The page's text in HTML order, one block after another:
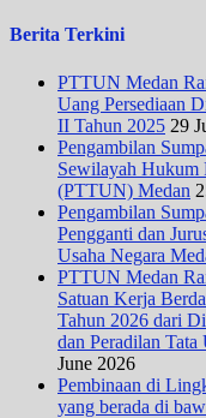
Berita Terkini
PTTUN Medan
Uang Persediaan
II Tahun 2025 29
Pengambilan
Sewilayah Hukum
(PTTUN) Medan
Pengambilan
Pengganti dan
Usaha Negara
PTTUN Medan
Satuan Kerja
Tahun 2026 dari
dan Peradilan
June 2026
Pembinaan di
yang berada di